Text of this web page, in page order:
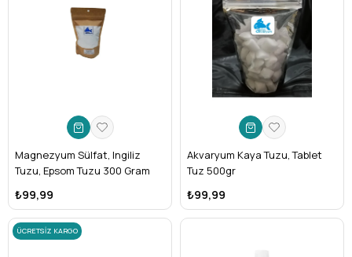
Magnezyum Sülfat, Ingiliz
Tuzu, Epsom Tuzu 300 Gram
₺99,99
Akvaryum Kaya Tuzu, Tablet
Tuz 500gr
₺99,99
ÜCRETSIZ KARGO